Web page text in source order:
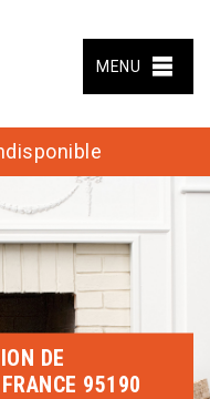
MENU
DE
95190